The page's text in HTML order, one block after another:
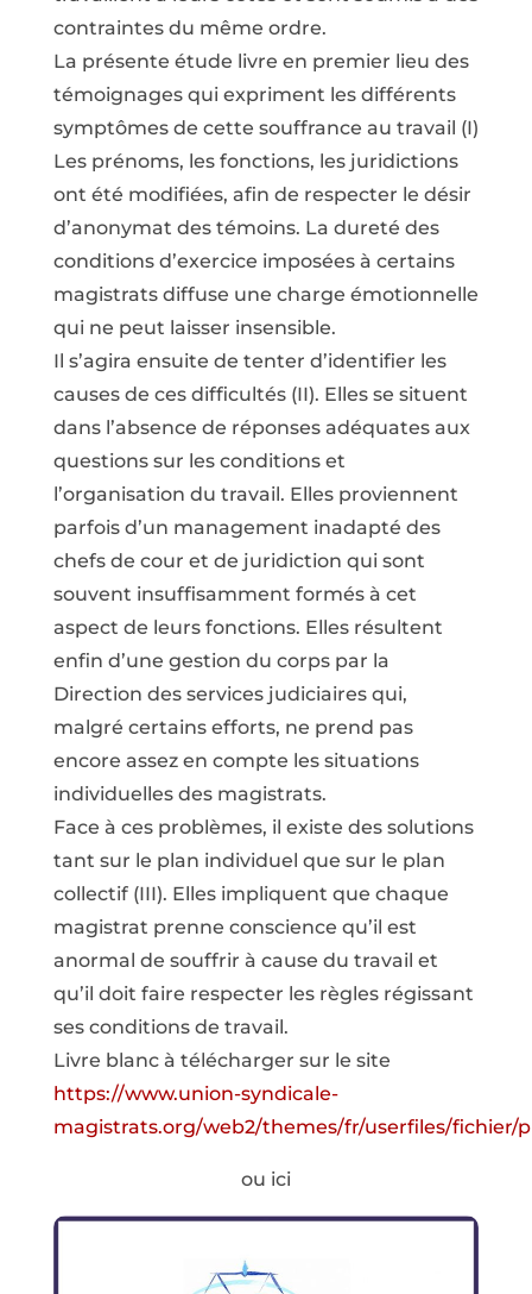
contraintes du même ordre.
La présente étude livre en premier lieu des
témoignages qui expriment les différents
symptômes de cette souffrance au travail (I)
Les prénoms, les fonctions, les juridictions
ont été modifiées, afin de respecter le désir
d’anonymat des témoins. La dureté des
conditions d’exercice imposées à certains
magistrats diffuse une charge émotionnelle
qui ne peut laisser insensible.
Il s’agira ensuite de tenter d’identifier les
causes de ces difficultés (II). Elles se situent
dans l’absence de réponses adéquates aux
questions sur les conditions et
l’organisation du travail. Elles proviennent
parfois d’un management inadapté des
chefs de cour et de juridiction qui sont
souvent insuffisamment formés à cet
aspect de leurs fonctions. Elles résultent
enfin d’une gestion du corps par la
Direction des services judiciaires qui,
malgré certains efforts, ne prend pas
encore assez en compte les situations
individuelles des magistrats.
Face à ces problèmes, il existe des solutions
tant sur le plan individuel que sur le plan
collectif (III). Elles impliquent que chaque
magistrat prenne conscience qu’il est
anormal de souffrir à cause du travail et
qu’il doit faire respecter les règles régissant
ses conditions de travail.
Livre blanc à télécharger sur le site
https://www.union-syndicale-
magistrats.org/web2/themes/fr/userfiles/fichier/
ou ici